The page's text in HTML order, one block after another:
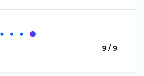
9 / 9